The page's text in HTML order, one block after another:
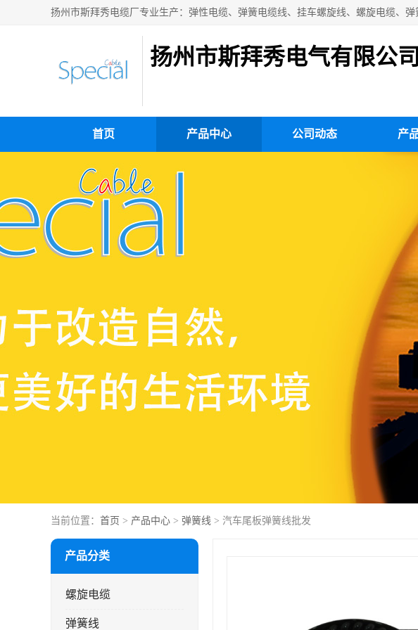
扬州市斯拜秀电气有限公司
首页 产品中心 公司动态 产
当前位置： 首页 > 产品中心 > 弹簧线 > 汽车尾板弹簧线批发
产品分类
螺旋电缆
弹簧线